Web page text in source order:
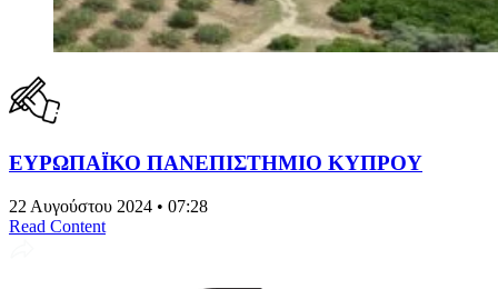
ΕΥΡΩΠΑΪΚΟ ΠΑΝΕΠΙΣΤΗΜΙΟ ΚΥΠΡΟΥ
22 Αυγούστου 2024 • 07:28
Read Content